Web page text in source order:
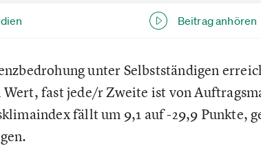
Beitrag
unter Selbstständigen
Wert, fast jede/r Zweite ist von
fällt um 9,1 auf -29,9 Punkte,